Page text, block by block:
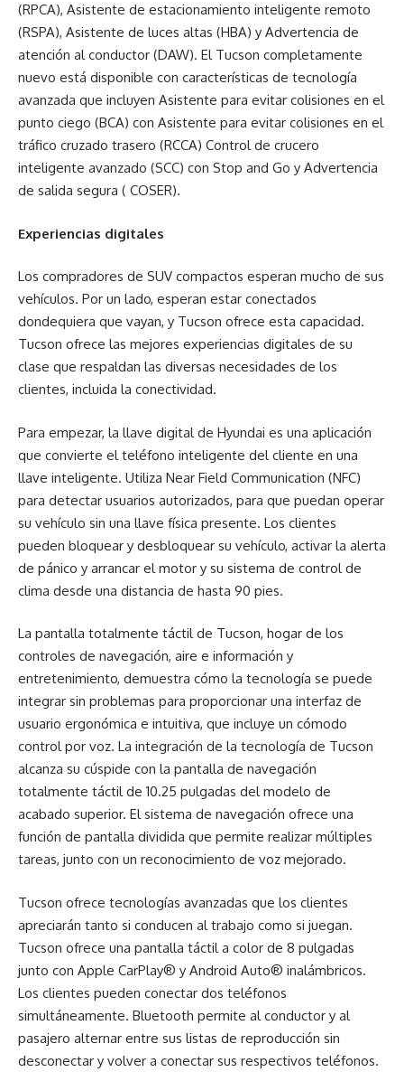
(RPCA), Asistente de estacionamiento inteligente remoto
(RSPA), Asistente de luces altas (HBA) y Advertencia de
atención al conductor (DAW). El Tucson completamente
nuevo está disponible con características de tecnología
avanzada que incluyen Asistente para evitar colisiones en el
punto ciego (BCA) con Asistente para evitar colisiones en el
tráfico cruzado trasero (RCCA) Control de crucero
inteligente avanzado (SCC) con Stop and Go y Advertencia
de salida segura ( COSER).
Experiencias digitales
Los compradores de SUV compactos esperan mucho de sus
vehículos. Por un lado, esperan estar conectados
dondequiera que vayan, y Tucson ofrece esta capacidad.
Tucson ofrece las mejores experiencias digitales de su
clase que respaldan las diversas necesidades de los
clientes, incluida la conectividad.
Para empezar, la llave digital de Hyundai es una aplicación
que convierte el teléfono inteligente del cliente en una
llave inteligente. Utiliza Near Field Communication (NFC)
para detectar usuarios autorizados, para que puedan operar
su vehículo sin una llave física presente. Los clientes
pueden bloquear y desbloquear su vehículo, activar la alerta
de pánico y arrancar el motor y su sistema de control de
clima desde una distancia de hasta 90 pies.
La pantalla totalmente táctil de Tucson, hogar de los
controles de navegación, aire e información y
entretenimiento, demuestra cómo la tecnología se puede
integrar sin problemas para proporcionar una interfaz de
usuario ergonómica e intuitiva, que incluye un cómodo
control por voz. La integración de la tecnología de Tucson
alcanza su cúspide con la pantalla de navegación
totalmente táctil de 10.25 pulgadas del modelo de
acabado superior. El sistema de navegación ofrece una
función de pantalla dividida que permite realizar múltiples
tareas, junto con un reconocimiento de voz mejorado.
Tucson ofrece tecnologías avanzadas que los clientes
apreciarán tanto si conducen al trabajo como si juegan.
Tucson ofrece una pantalla táctil a color de 8 pulgadas
junto con Apple CarPlay® y Android Auto® inalámbricos.
Los clientes pueden conectar dos teléfonos
simultáneamente. Bluetooth permite al conductor y al
pasajero alternar entre sus listas de reproducción sin
desconectar y volver a conectar sus respectivos teléfonos.